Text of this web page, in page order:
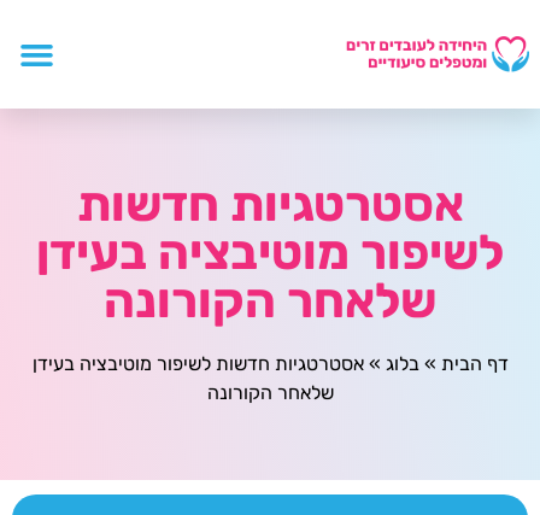
אסטרטגיות חדשות
לשיפור מוטיבציה בעידן
שלאחר הקורונה
דף הבית »בלוג »אסטרטגיות חדשות לשיפור מוטיבציה בעידן
שלאחר הקורונה